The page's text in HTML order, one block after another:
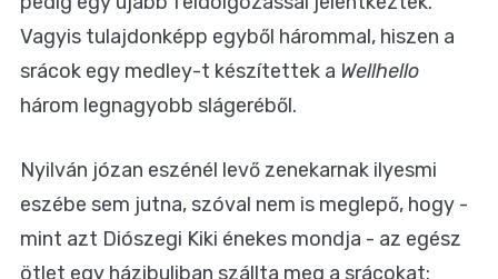
Vagyis tulajdonképp egyből hárommal, hiszen a
srácok egy medley-t készítettek a Wellhello
három legnagyobb slágeréből.
Nyilván józan eszénél levő zenekarnak ilyesmi
eszébe sem jutna, szóval nem is meglepő, hogy -
mint azt Diószegi Kiki énekes mondja - az egész
ötlet egy házibuliban szállta meg a srácokat: